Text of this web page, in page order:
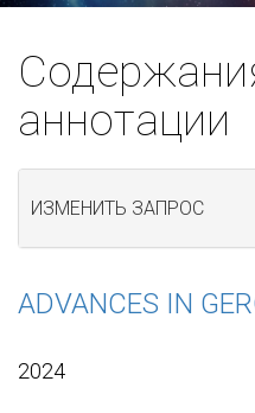
аннотации
ИЗМЕНИТЬ ЗАПРОС
ADVANCES IN
2024